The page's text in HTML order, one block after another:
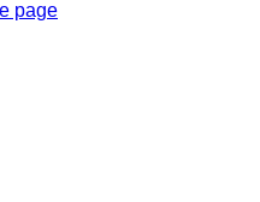
page